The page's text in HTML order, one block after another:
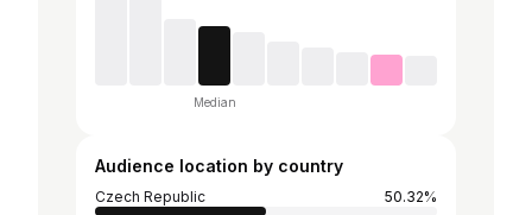
Median
Audience location by country
Czech Republic
50.32%